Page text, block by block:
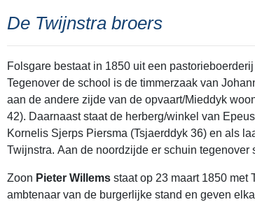
De Twijnstra broers
Folsgare bestaat in 1850 uit een
Tegenover de school is de timmerzaak van
aan de andere zijde van de opvaart/Mieddyk
42). Daarnaast staat de herberg/winkel van
Kornelis Sjerps Piersma (Tsjaerddyk 36) en als
Twijnstra. Aan de noordzijde er schuin tegenover
Zoon Pieter Willems staat op 23 maart 1850 met
ambtenaar van de burgerlijke stand en geven